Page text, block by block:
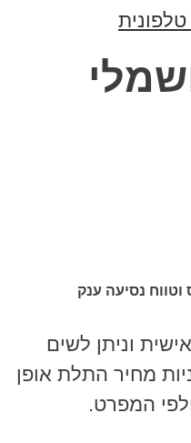
נסיעה ענק
וניתן לשים
מחיר התלת אופן
המפרט.